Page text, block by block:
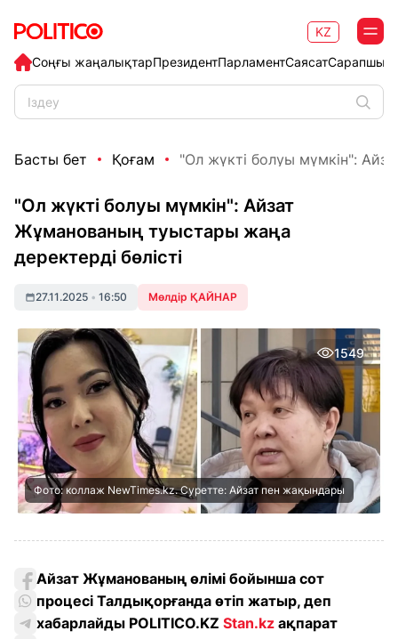
Соңғы жаңалықтарПрезидентПарламентСаясат
KZ
Басты бет Қоғам "Ол жүкті болуы мүмкін":
"Ол жүкті болуы мүмкін": Айзат
Жұманованың туыстары жаңа
деректерді бөлісті
27.11.2025 • 16:50 Мөлдір ҚАЙНАР
1549
Фото: коллаж NewTimes.kz. Суретте: Айзат пен жақындары
Айзат Жұманованың өлімі бойынша сот
процесі Талдықорғанда өтіп жатыр, деп
хабарлайды POLITICO.KZ Stan.kz ақпарат